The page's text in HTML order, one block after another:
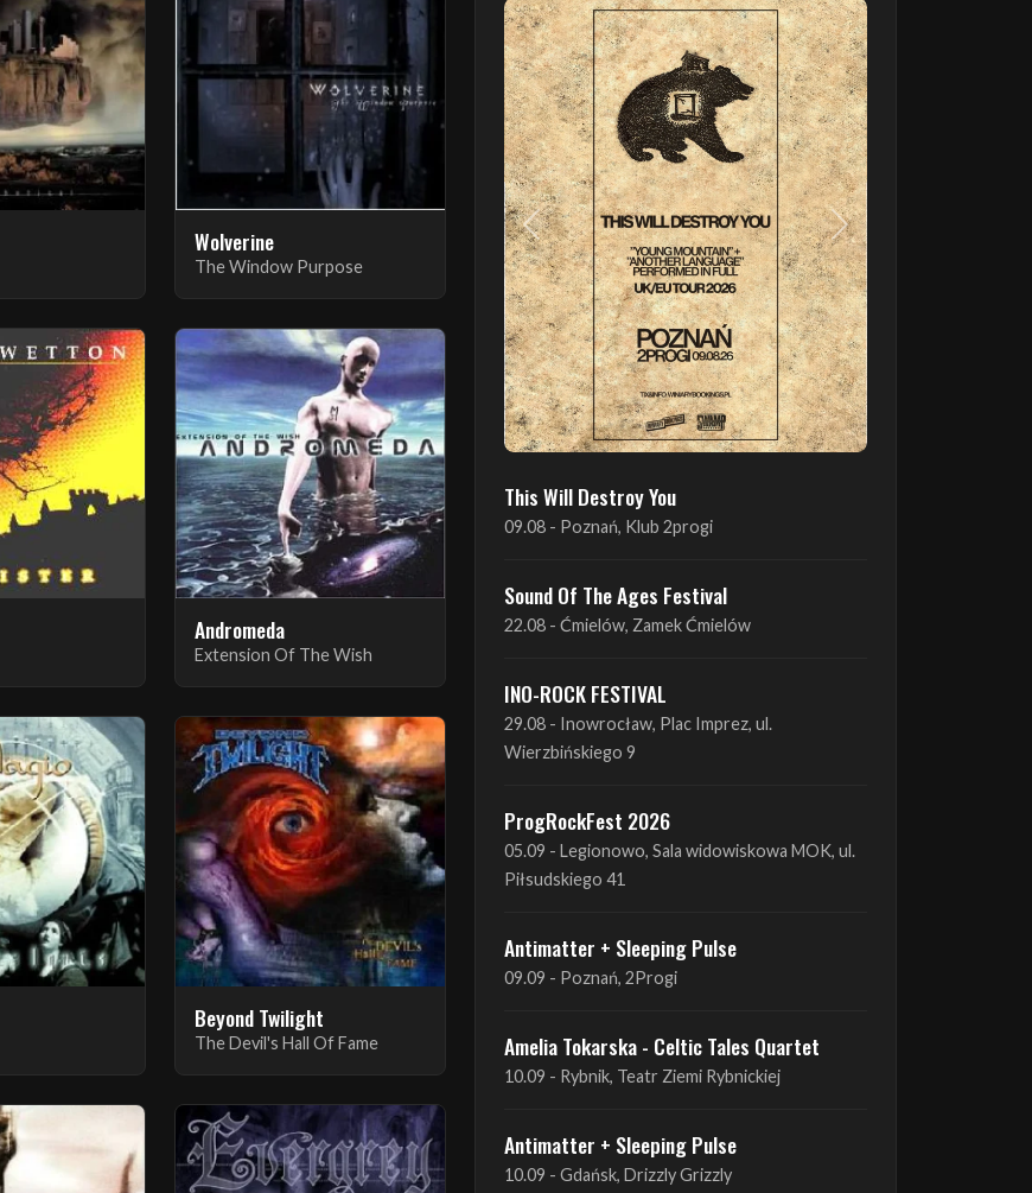
Wolverine
The Window Purpose
Andromeda
Extension Of The Wish
Beyond Twilight
The Devil's Hall Of Fame
Poprzedni Następny
This Will Destroy You
09.08 - Poznań, Klub 2progi
Sound Of The Ages Festival
22.08 - Ćmielów, Zamek Ćmielów
INO-ROCK FESTIVAL
29.08 - Inowrocław, Plac Imprez, ul.
ProgRockFest 2026
05.09 - Legionowo, Sala widowiskowa MOK, ul.
Antimatter + Sleeping Pulse
09.09 - Poznań, 2Progi
Amelia Tokarska - Celtic Tales Quartet
10.09 - Rybnik, Teatr Ziemi Rybnickiej
Antimatter + Sleeping Pulse
10.09 - Gdańsk, Drizzly Grizzly
Antimatter + Sleeping Pulse
11.09 - Warszawa, VooDoo Club